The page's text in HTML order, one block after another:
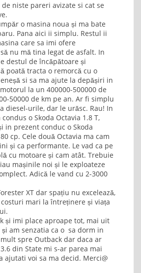
niste pareri avizate si cat se
o masina noua și ma bate
Pana aici ii simplu. Restul ii
care sa imi ofere
nu mă tina legat de asfalt. In
destul de încăpătoare și
poată tracta o remorcă cu o
si sa ma ajute la depășiri in
la un 400000-500000 de
50000 de km pe an. Ar fi simplu
diesel-urile, dar le urăsc. Rau! In
o Skoda Octavia 1.8 T,
in prezent conduc o Skoda
cp. Cele două Octavia ma cam
și ca performante. Le vad ca pe
cu motoare și cam atât. Trebuie
mașinile noi și le exploateze
Adică le vand cu 2-3000
XT dar spațiu nu excelează,
mari la întreținere și viața
și imi place aproape tot, mai uit
am senzatia ca o sa dorm in
spre Outback dar daca ar
din State mi s-ar parea mai
ajutati voi sa ma decid. Merci@